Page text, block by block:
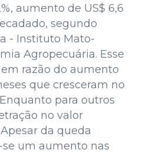
aumento de US$ 6,6
segundo
- Instituto Mato-
Agropecuária. Esse
razão do aumento
que cresceram no
para outros
no valor
da queda
um aumento nas